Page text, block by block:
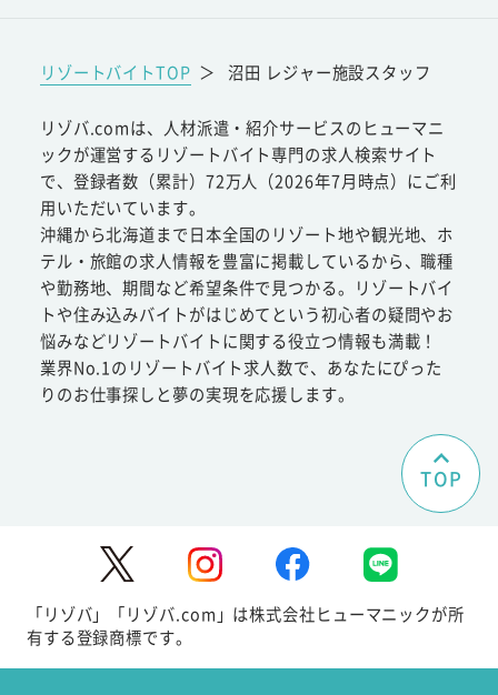
リゾートバイトTOP ＞ 沼田 レジャー施設スタッフ
リゾバ.comは、人材派遣・紹介サービスのヒューマニ
ックが運営するリゾートバイト専門の求人検索サイト
で、登録者数（累計）72万人（2026年7月時点）にご利
用いただいています。
沖縄から北海道まで日本全国のリゾート地や観光地、ホ
テル・旅館の求人情報を豊富に掲載しているから、職種
や勤務地、期間など希望条件で見つかる。リゾートバイ
トや住み込みバイトがはじめてという初心者の疑問やお
悩みなどリゾートバイトに関する役立つ情報も満載！
業界No.1のリゾートバイト求人数で、あなたにぴった
りのお仕事探しと夢の実現を応援します。
TOP
「リゾバ」「リゾバ.com」は株式会社ヒューマニックが所
有する登録商標です。